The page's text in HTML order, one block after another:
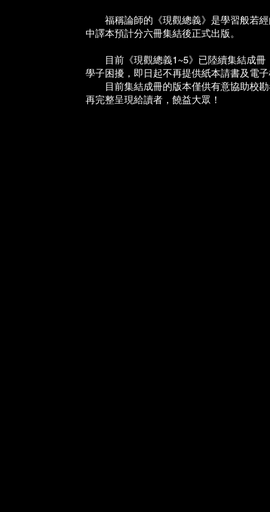
福稱論師的《現觀總義》是學習般若經
中譯本預計分六冊集結後正式出版。
目前《現觀總義1~5》已陸續集結成冊
學子困擾，即日起不再提供紙本請書及電
目前集結成冊的版本僅供有意協助校勘
再完整呈現給讀者，饒益大眾！